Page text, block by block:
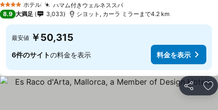
4 ホテルのランク
ホテル ハマム付きウェルネススパ
8.9 大満足 3,033 シヨット, カーラ ミラーまで4.2 km
最安値 ￥50,315
6件のサイトの料金を表示 料金を表示
シェア お